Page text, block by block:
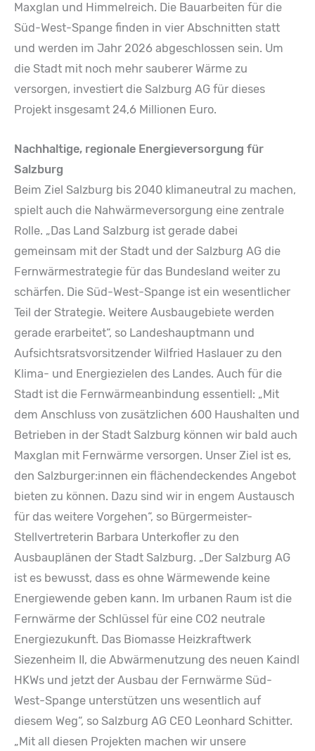
Maxglan und Himmelreich. Die Bauarbeiten für die
Süd-West-Spange finden in vier Abschnitten statt
und werden im Jahr 2026 abgeschlossen sein. Um
die Stadt mit noch mehr sauberer Wärme zu
versorgen, investiert die Salzburg AG für dieses
Projekt insgesamt 24,6 Millionen Euro.
Nachhaltige, regionale Energieversorgung für
Salzburg
Beim Ziel Salzburg bis 2040 klimaneutral zu machen,
spielt auch die Nahwärmeversorgung eine zentrale
Rolle. „Das Land Salzburg ist gerade dabei
gemeinsam mit der Stadt und der Salzburg AG die
Fernwärmestrategie für das Bundesland weiter zu
schärfen. Die Süd-West-Spange ist ein wesentlicher
Teil der Strategie. Weitere Ausbaugebiete werden
gerade erarbeitet“, so Landeshauptmann und
Aufsichtsratsvorsitzender Wilfried Haslauer zu den
Klima- und Energiezielen des Landes. Auch für die
Stadt ist die Fernwärmeanbindung essentiell: „Mit
dem Anschluss von zusätzlichen 600 Haushalten und
Betrieben in der Stadt Salzburg können wir bald auch
Maxglan mit Fernwärme versorgen. Unser Ziel ist es,
den Salzburger:innen ein flächendeckendes Angebot
bieten zu können. Dazu sind wir in engem Austausch
für das weitere Vorgehen“, so Bürgermeister-
Stellvertreterin Barbara Unterkofler zu den
Ausbauplänen der Stadt Salzburg. „Der Salzburg AG
ist es bewusst, dass es ohne Wärmewende keine
Energiewende geben kann. Im urbanen Raum ist die
Fernwärme der Schlüssel für eine CO2 neutrale
Energiezukunft. Das Biomasse Heizkraftwerk
Siezenheim II, die Abwärmenutzung des neuen Kaindl
HKWs und jetzt der Ausbau der Fernwärme Süd-
West-Spange unterstützen uns wesentlich auf
diesem Weg“, so Salzburg AG CEO Leonhard Schitter.
„Mit all diesen Projekten machen wir unsere